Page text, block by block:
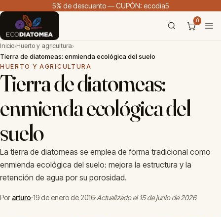
5% de descuento — CUPÓN: ecodia5
0
Inicio›Huerto y agricultura›
Tierra de diatomeas: enmienda ecológica del suelo
HUERTO Y AGRICULTURA
Tierra de diatomeas:
enmienda ecológica del
suelo
La tierra de diatomeas se emplea de forma tradicional como
enmienda ecológica del suelo: mejora la estructura y la
retención de agua por su porosidad.
Por arturo·19 de enero de 2016·Actualizado el 15 de junio de 2026